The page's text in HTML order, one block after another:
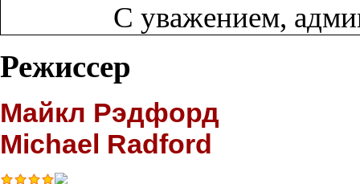
С уважением,
Режиссер
Майкл Рэдфорд
Michael Radford